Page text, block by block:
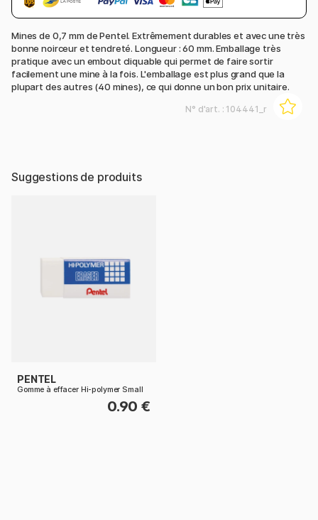
Mines de 0,7 mm de Pentel. Extrêmement durables et avec une très
bonne noirceur et tendreté. Longueur : 60 mm. Emballage très
pratique avec un embout cliquable qui permet de faire sortir
facilement une mine à la fois. L'emballage est plus grand que la
plupart des autres (40 mines), ce qui donne un bon prix unitaire.
N° d'art. : 104441_r
Suggestions de produits
PENTEL
Gomme à effacer Hi-polymer Small
0.90 €